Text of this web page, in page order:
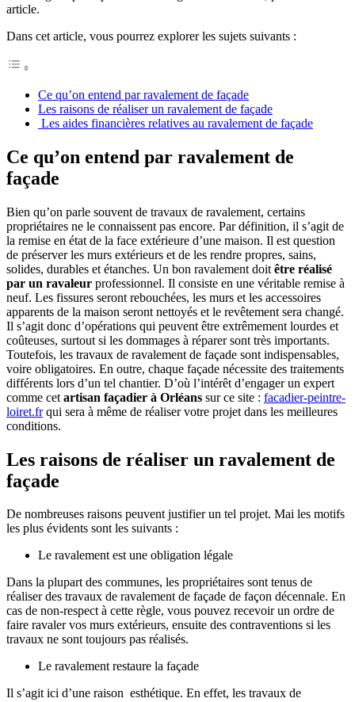
article.
Dans cet article, vous pourrez explorer les sujets suivants :
Ce qu’on entend par ravalement de façade
Les raisons de réaliser un ravalement de façade
Les aides financières relatives au ravalement de façade
Ce qu’on entend par ravalement de
façade
Bien qu’on parle souvent de travaux de ravalement, certains
propriétaires ne le connaissent pas encore. Par définition, il s’agit de
la remise en état de la face extérieure d’une maison. Il est question
de préserver les murs extérieurs et de les rendre propres, sains,
solides, durables et étanches. Un bon ravalement doit être réalisé
par un ravaleur professionnel. Il consiste en une véritable remise à
neuf. Les fissures seront rebouchées, les murs et les accessoires
apparents de la maison seront nettoyés et le revêtement sera changé.
Il s’agit donc d’opérations qui peuvent être extrêmement lourdes et
coûteuses, surtout si les dommages à réparer sont très importants.
Toutefois, les travaux de ravalement de façade sont indispensables,
voire obligatoires. En outre, chaque façade nécessite des traitements
différents lors d’un tel chantier. D’où l’intérêt d’engager un expert
comme cet artisan façadier à Orléans sur ce site : facadier-peintre-
loiret.frqui sera à même de réaliser votre projet dans les meilleures
conditions.
Les raisons de réaliser un ravalement de
façade
De nombreuses raisons peuvent justifier un tel projet. Mai les motifs
les plus évidents sont les suivants :
Le ravalement est une obligation légale
Dans la plupart des communes, les propriétaires sont tenus de
réaliser des travaux de ravalement de façade de façon décennale. En
cas de non-respect à cette règle, vous pouvez recevoir un ordre de
faire ravaler vos murs extérieurs, ensuite des contraventions si les
travaux ne sont toujours pas réalisés.
Le ravalement restaure la façade
Il s’agit ici d’une raison esthétique. En effet, les travaux de